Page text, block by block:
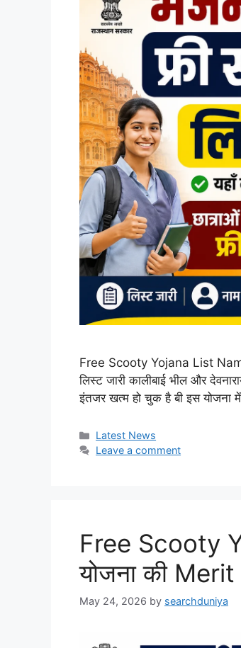
Free Scooty Yojana List Name
लिस्ट जारी कालीबाई भील और
इंतजर खत्म हो चुक है बी इस योजना में
Categories
Latest News
Leave a comment
Free Scooty
योजना की
May 24, 2026 by searchduniya